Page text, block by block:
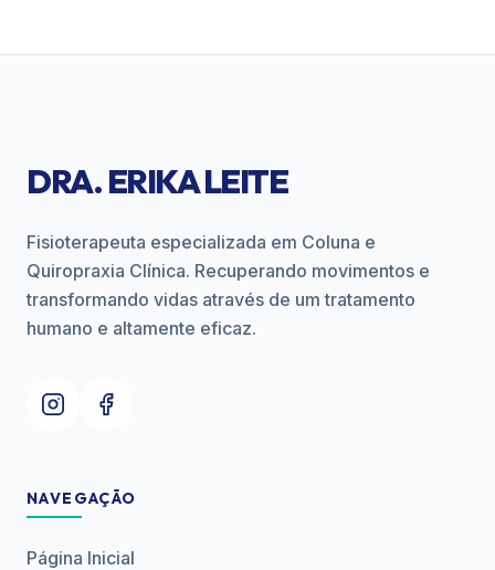
DRA. ERIKA LEITE
Fisioterapeuta especializada em Coluna e
Quiropraxia Clínica. Recuperando movimentos e
transformando vidas através de um tratamento
humano e altamente eficaz.
NAVEGAÇÃO
Página Inicial